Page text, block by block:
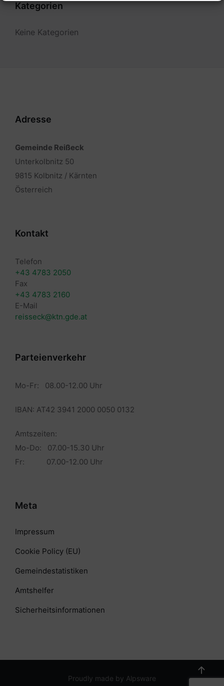
Kategorien
Keine Kategorien
Adresse
Gemeinde Reißeck
Unterkolbnitz 50
9815 Kolbnitz / Kärnten
Österreich
Kontakt
Telefon
+43 4783 2050
Fax
+43 4783 2160
E-Mail
reisseck@ktn.gde.at
Parteienverkehr
Mo-Fr: 08.00-12.00 Uhr
IBAN: AT42 3941 2000 0050 0132
Amtszeiten:
Mo-Do: 07.00-15.30 Uhr
Fr: 07.00-12.00 Uhr
Meta
Impressum
Cookie Policy (EU)
Gemeindestatistiken
Amtshelfer
Sicherheitsinformationen
Proudly made by Alpsware